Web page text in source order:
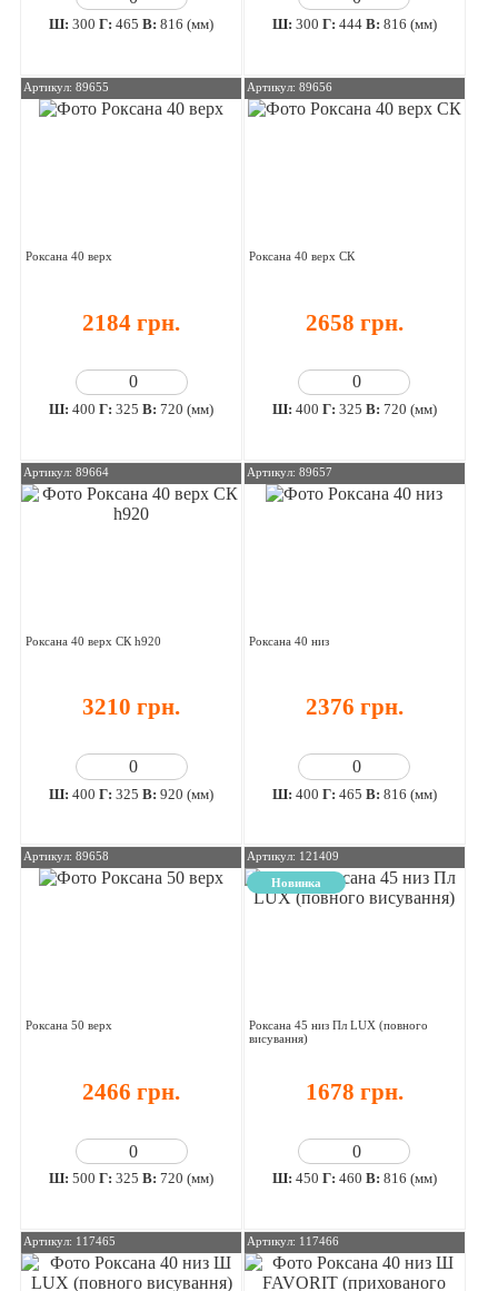
Ш:300 Г:465 В:816 (мм) Ш: 300 Г: 444В: 816 (мм)
Артикул: 89655
Роксана 40 верх
2184 грн.
Ш:400 Г:325 В:720 (мм)
Артикул: 89656
Роксана 40 верх СК
2658 грн.
Ш: 400 Г: 325 В: 720 (мм)
Артикул: 89664
Роксана 40 верх СК h920
3210 грн.
Ш:400 Г:325 В:920 (мм)
Артикул: 89657
Роксана 40 низ
2376 грн.
Ш: 400 Г: 465 В: 816 (мм)
Артикул: 89658
Роксана 50 верх
2466 грн.
Ш:500 Г:325 В:720 (мм)
Артикул: 121409
Новинка
Роксана 45 низ Пл LUX (повного
висування)
1678 грн.
Ш: 450 Г: 460 В: 816 (мм)
Артикул: 117465 Артикул: 117466